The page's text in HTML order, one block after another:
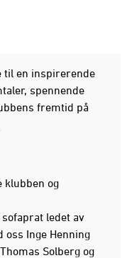
til en inspirerende
spennende
fremtid på
klubben og
ledet av
oss Inge Henning
Solberg og